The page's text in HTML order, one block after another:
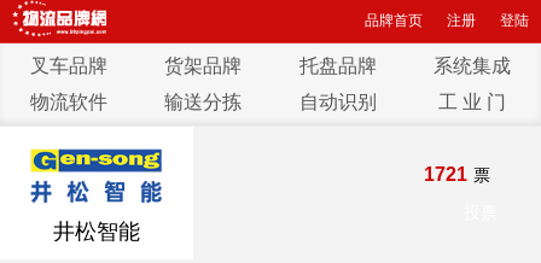
品牌首页 注册 登陆
叉车品牌 货架品牌 托盘品牌
系统集成
物流软件
输送分拣 自动识别 工 业 门
井松智能
1721 票